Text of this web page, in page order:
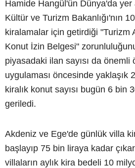
Hamide Hangül'ün Dünya'da
Kültür ve Turizm Bakanlığı'nın
kiralamalar için getirdiği "Turizm
Konut İzin Belgesi"
piyasadaki ilan sayısı da önemli
uygulaması öncesinde yaklaşık
kiralık konut sayısı bugün 6 bin
geriledi.
Akdeniz ve Ege'de günlük villa
başlayıp 75 bin liraya kadar
villaların aylık kira bedeli 10